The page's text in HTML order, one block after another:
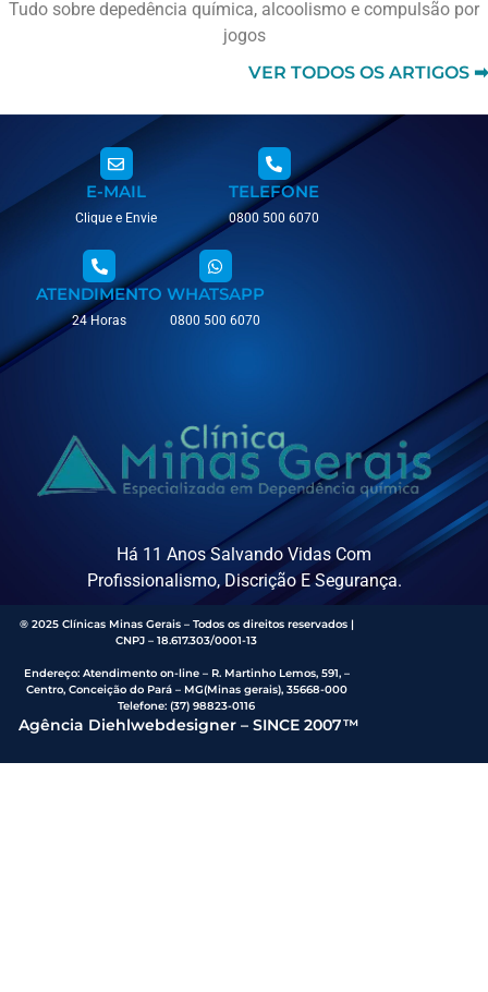
Tudo sobre depedência química, alcoolismo e compulsão por
jogos
VER TODOS OS ARTIGOS ➡
E-MAIL
Clique e Envie
TELEFONE
0800 500 6070
ATENDIMENTO
24 Horas
WHATSAPP
0800 500 6070
Há 11 Anos Salvando Vidas Com
Profissionalismo, Discrição E Segurança.
® 2025 Clínicas Minas Gerais – Todos os direitos reservados |
CNPJ – 18.617.303/0001-13
Endereço: Atendimento on-line – R. Martinho Lemos, 591, –
Centro, Conceição do Pará – MG(Minas gerais), 35668-000
Telefone:(37) 98823-0116
Agência Diehlwebdesigner – SINCE 2007™